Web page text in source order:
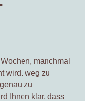
manchmal
wird, weg zu
zu
Ihnen klar, dass